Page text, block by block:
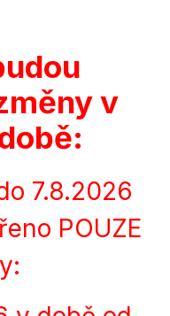
v
7.8.2026
POUZE